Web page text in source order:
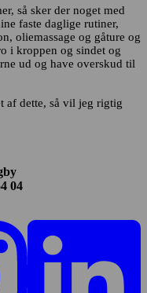
så sker der noget med
faste daglige rutiner,
oliemassage og gåture og
i kroppen og sindet og
ud og have overskud til
af dette, så vil jeg rigtig
04